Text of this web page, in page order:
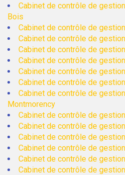
Cabinet de contrôle de
Bois
Cabinet de contrôle de
Cabinet de contrôle de
Cabinet de contrôle de
Cabinet de contrôle de
Cabinet de contrôle de
Cabinet de contrôle de
Cabinet de contrôle de
Montmorency
Cabinet de contrôle de
Cabinet de contrôle de
Cabinet de contrôle de
Cabinet de contrôle de
Cabinet de contrôle de
Cabinet de contrôle de